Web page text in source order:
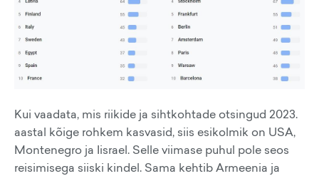
Kui vaadata, mis riikide ja sihtkohtade otsingud 2023.
aastal kõige rohkem kasvasid, siis esikolmik on USA,
Montenegro ja Iisrael. Selle viimase puhul pole seos
reisimisega siiski kindel. Sama kehtib Armeenia ja